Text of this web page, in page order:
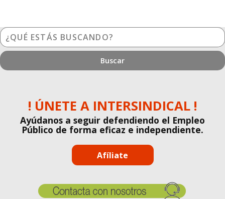
¿Qué
estás
buscando?
! ÚNETE A INTERSINDICAL !
Ayúdanos a seguir defendiendo el Empleo
Público de forma eficaz e independiente.
Afíliate